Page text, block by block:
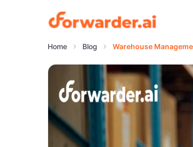
Forwarder
Home Blog Warehouse